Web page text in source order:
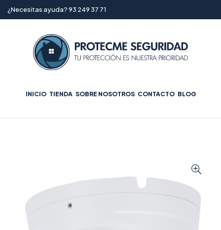
¿Necesitas ayuda? 93 249 37 71
INICIO TIENDA SOBRE NOSOTROS CONTACTO BLOG